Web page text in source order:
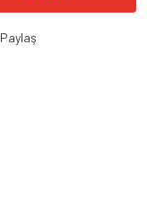
Paylaş